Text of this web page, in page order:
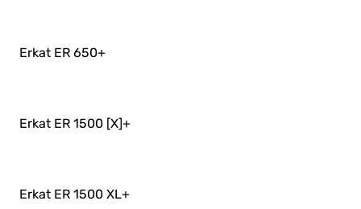
Erkat ER 650+
Erkat ER 1500 [X]+
Erkat ER 1500 XL+